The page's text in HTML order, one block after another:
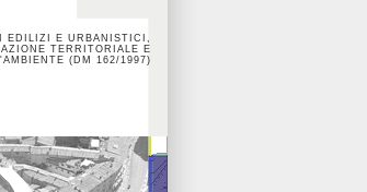
EDILIZI E URBANISTICI,
TERRITORIALE E
(DM 162/1997)